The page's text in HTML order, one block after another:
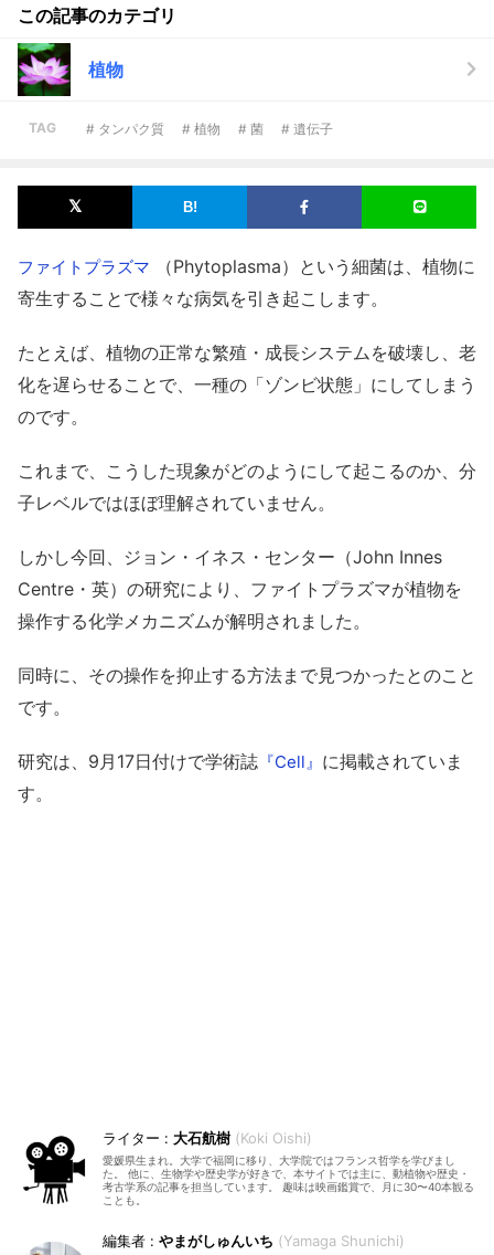
この記事のカテゴリ
植物
TAG # タンパク質 # 植物 # 菌 # 遺伝子
ファイトプラズマ （Phytoplasma）という細菌は、植物に
寄生することで様々な病気を引き起こします。
たとえば、植物の正常な繁殖・成長システムを破壊し、老
化を遅らせることで、一種の「ゾンビ状態」にしてしまう
のです。
これまで、こうした現象がどのようにして起こるのか、分
子レベルではほぼ理解されていません。
しかし今回、ジョン・イネス・センター（John Innes
Centre・英）の研究により、ファイトプラズマが植物を
操作する化学メカニズムが解明されました。
同時に、その操作を抑止する方法まで見つかったとのこと
です。
研究は、9月17日付けで学術誌 『Cell』 に掲載されていま
す。
大石航樹 Koki Oishi
愛媛県生まれ。大学で福岡に移り、大学院ではフランス哲学を学びまし
た。 他に、生物学や歴史学が好きで、本サイトでは主に、動植物や歴史・
考古学系の記事を担当しています。 趣味は映画鑑賞で、月に30〜40本観る
ことも。
やまがしゅんいち Yamaga Shunichi